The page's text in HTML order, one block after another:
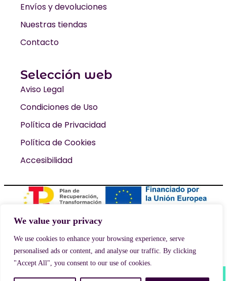
We value your privacy
We use cookies to enhance your browsing experience, serve
personalised ads or content, and analyse our traffic. By clicking
"Accept All", you consent to our use of cookies.
Envíos y devoluciones
Nuestras tiendas
Contacto
Selección web
Aviso Legal
Condiciones de Uso
Política de Privacidad
Política de Cookies
Accesibilidad
© 2026 Kampamento Base. Todos los derechos reservados